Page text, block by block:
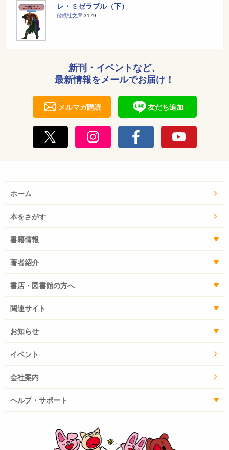
レ・ミゼラブル（下）
偕成社文庫 3179
新刊・イベントなど、
最新情報をメールでお届け！
メルマガ購読 友だち追加
ホーム
本をさがす
書籍情報
著者紹介
書店・図書館の方へ
関連サイト
お知らせ
イベント
会社案内
ヘルプ・サポート